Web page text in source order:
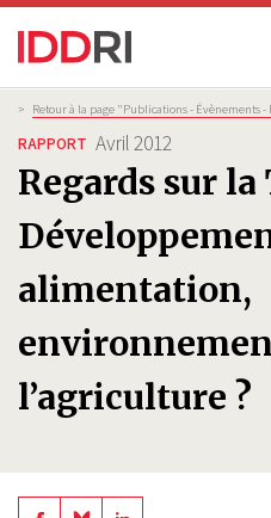
Aller
au
contenu
principal
Fil
d'Ariane
> Retour à la page "Publications - Évènements -
RAPPORT Avril 2012
Regards sur la
alimentation,
l’agriculture ?